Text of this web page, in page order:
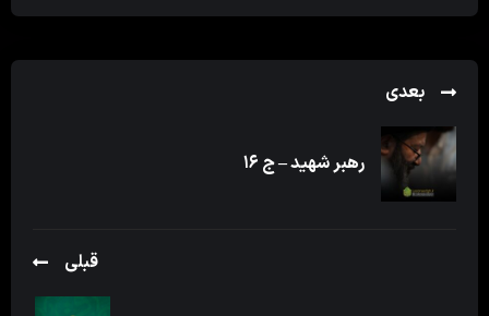
بعدی
رهبر شهید – ج ۱۶
قبلی